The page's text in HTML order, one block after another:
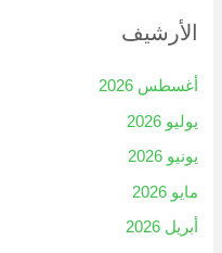
الأرشيف
أغسطس 2026
يوليو 2026
يونيو 2026
مايو 2026
أبريل 2026